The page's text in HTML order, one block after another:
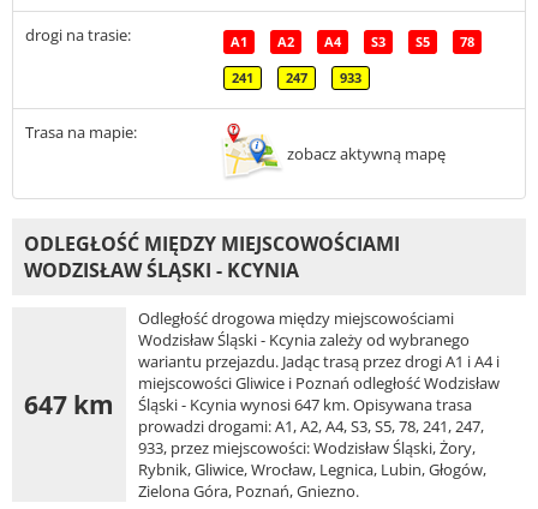
drogi na trasie: A1 A2 A4 S3 S5 78
241 247 933
Trasa na mapie:
zobacz aktywną mapę
ODLEGŁOŚĆ MIĘDZY MIEJSCOWOŚCIAMI
WODZISŁAW ŚLĄSKI - KCYNIA
647 km
Odległość drogowa między miejscowościami
Wodzisław Śląski - Kcynia zależy od wybranego
wariantu przejazdu. Jadąc trasą przez drogi A1 i A4 i
miejscowości Gliwice i Poznań odległość Wodzisław
Śląski - Kcynia wynosi 647 km. Opisywana trasa
prowadzi drogami: A1, A2, A4, S3, S5, 78, 241, 247,
933, przez miejscowości: Wodzisław Śląski, Żory,
Rybnik, Gliwice, Wrocław, Legnica, Lubin, Głogów,
Zielona Góra, Poznań, Gniezno.